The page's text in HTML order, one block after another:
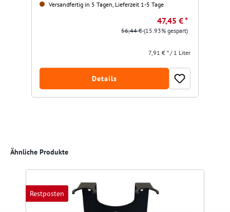
Versandfertig in 5 Tagen, Lieferzeit 1-5 Tage
47,45 € *
56,44 €(15.93% gespart)
7,91 € * / 1 Liter
Details
Produktgalerie überspringen
Ähnliche Produkte
Restposten